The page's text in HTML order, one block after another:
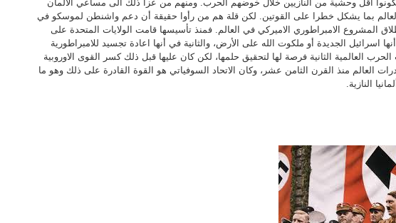
يكونوا أقل وحشية من النازيين خلال خوضهم الحرب. ومنهم من عزا ذلك الى مساعي الالمان
بما يشكل خطرا على القوتين. لكن قلة هم من رأوا حقيقة أن دعم واشنطن لموسكو في
المشروع الامبراطوري الاميركي في العالم. فمنذ تأسيسها قامت الولايات المتحدة على
اسرائيل الجديدة أو ملكوت الله على الأرض، والثانية في أنها اعادة تجسيد للامبراطورية
العالمية الثانية فرصة لها لتحقيق حلمها، لكن كان عليها قبل ذلك كسر القوى الاوروبية
العالم منذ القرن الثامن عشر، وكان الاتحاد السوفياتي هو القوة القادرة على ذلك وهو ما
النازية.